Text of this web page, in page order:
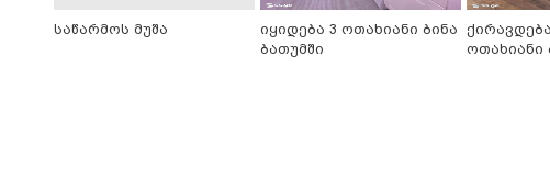
საწარმოს მუშა
იყიდება 3 ოთახიანი ბინა
ბათუმში
ოთახიანი